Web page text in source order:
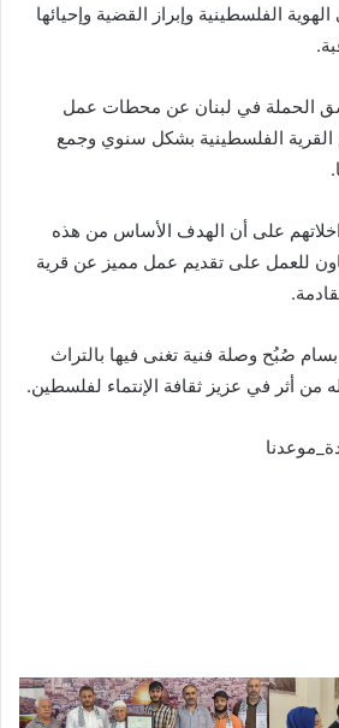
الفلسطينية وإبراز القضية وإحيائها
الحملة في لبنان عن محطات عمل
القرية الفلسطينية بشكل سنوي وجمع
على أن الهدف الأساس من هذه
للعمل على تقديم عمل مميز عن قرية
صُبُح وصلة فنية تغنى فيها بالتراث
من أثر في عزيز ثقافة الإنتماء لفلسطين.